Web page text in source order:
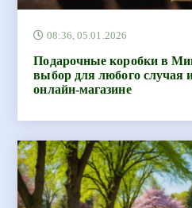
08:36, 05.01.2026
Подарочные коробки в
выбор для любого случая
онлайн-магазине